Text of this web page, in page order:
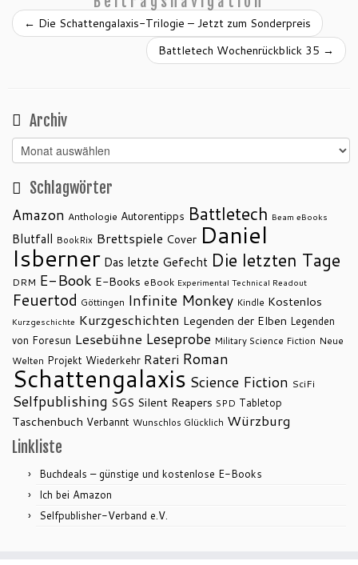
← Die Schattengalaxis-Trilogie – Jetzt zum Sonderpreis
Battletech Wochenrückblick 35 →
Archiv
Archiv
Schlagwörter
Amazon Anthologie Autorentipps Battletech Beam eBooks
Blutfall BookRix Brettspiele Cover Daniel
Isberner Das letzte Gefecht Die letzten Tage
DRM E-Book E-Books eBook Experimental Technical Readout
Feuertod Göttingen Infinite Monkey Kindle Kostenlos
Kurzgeschichte Kurzgeschichten Legenden der Elben Legenden
von Foresun Lesebühne Leseprobe Military Science Fiction Neue
Welten Projekt Wiederkehr Rateri Roman
Schattengalaxis Science Fiction SciFi
Selfpublishing SGS Silent Reapers SPD Tabletop
Taschenbuch Verbannt Wunschlos Glücklich Würzburg
Linkliste
Buchdeals – günstige und kostenlose E-Books
Ich bei Amazon
Selfpublisher-Verband e.V.